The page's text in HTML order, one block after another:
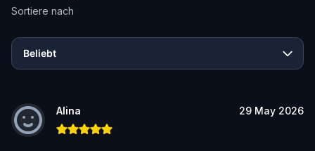
Sortiere nach
Beliebt
Alina 29 May 2026